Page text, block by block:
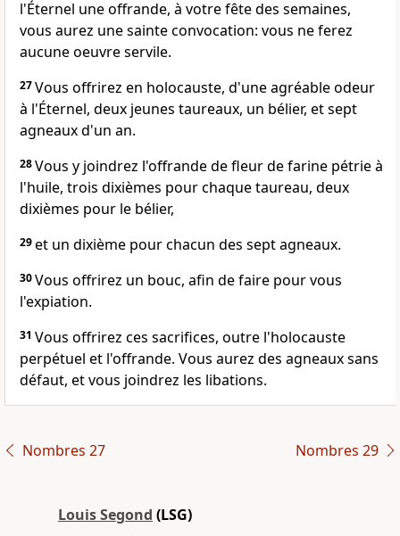
l'Éternel une offrande, à votre fête des semaines,
vous aurez une sainte convocation: vous ne ferez
aucune oeuvre servile.
27Vous offrirez en holocauste, d'une agréable odeur
à l'Éternel, deux jeunes taureaux, un bélier, et sept
agneaux d'un an.
28Vous y joindrez l'offrande de fleur de farine pétrie à
l'huile, trois dixièmes pour chaque taureau, deux
dixièmes pour le bélier,
29et un dixième pour chacun des sept agneaux.
30Vous offrirez un bouc, afin de faire pour vous
l'expiation.
31 Vous offrirez ces sacrifices, outre l'holocauste
perpétuel et l'offrande. Vous aurez des agneaux sans
défaut, et vous joindrez les libations.
Nombres 27 Nombres 29
Louis Segond (LSG)